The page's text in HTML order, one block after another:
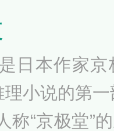
联邦调查局
亲是家乡小
窃贼兼瘾君
日本作家
理小说的第
称“京极堂”